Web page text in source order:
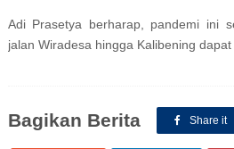
Adi Prasetya berharap, pandemi ini
jalan Wiradesa hingga Kalibening
Bagikan Berita Share it